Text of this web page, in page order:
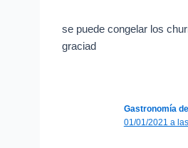
se puede congelar los
graciad
Gastronomía
01/01/2021 a